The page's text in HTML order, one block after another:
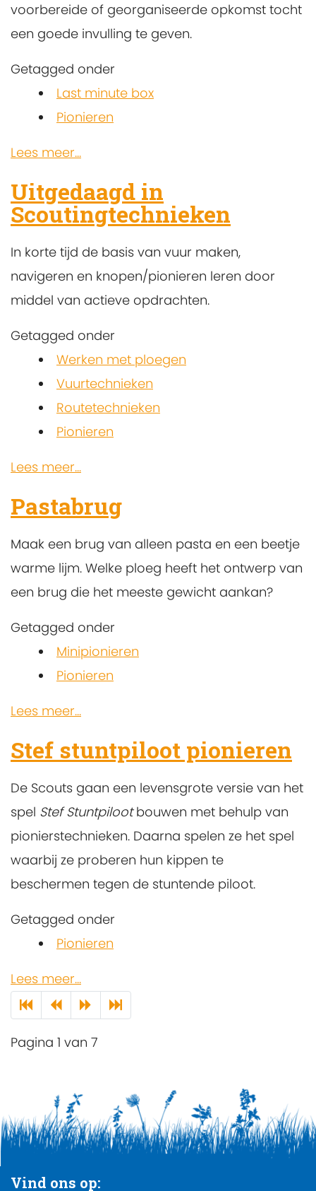
voorbereide of georganiseerde opkomst tocht
een goede invulling te geven.
Getagged onder
Last minute box
Pionieren
Lees meer...
Uitgedaagd in
Scoutingtechnieken
In korte tijd de basis van vuur maken,
navigeren en knopen/pionieren leren door
middel van actieve opdrachten.
Getagged onder
Werken met ploegen
Vuurtechnieken
Routetechnieken
Pionieren
Lees meer...
Pastabrug
Maak een brug van alleen pasta en een beetje
warme lijm. Welke ploeg heeft het ontwerp van
een brug die het meeste gewicht aankan?
Getagged onder
Minipionieren
Pionieren
Lees meer...
Stef stuntpiloot pionieren
De Scouts gaan een levensgrote versie van het
spel Stef Stuntpilootbouwen met behulp van
pionierstechnieken. Daarna spelen ze het spel
waarbij ze proberen hun kippen te
beschermen tegen de stuntende piloot.
Getagged onder
Pionieren
Lees meer...
Pagina 1 van 7
Vind ons op: